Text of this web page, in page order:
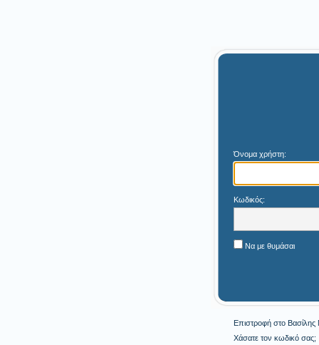
Όνομα χρήστη:
Κωδικός:
Να με θυμάσαι
Επιστροφή στο
Χάσατε τον κωδικό σας;